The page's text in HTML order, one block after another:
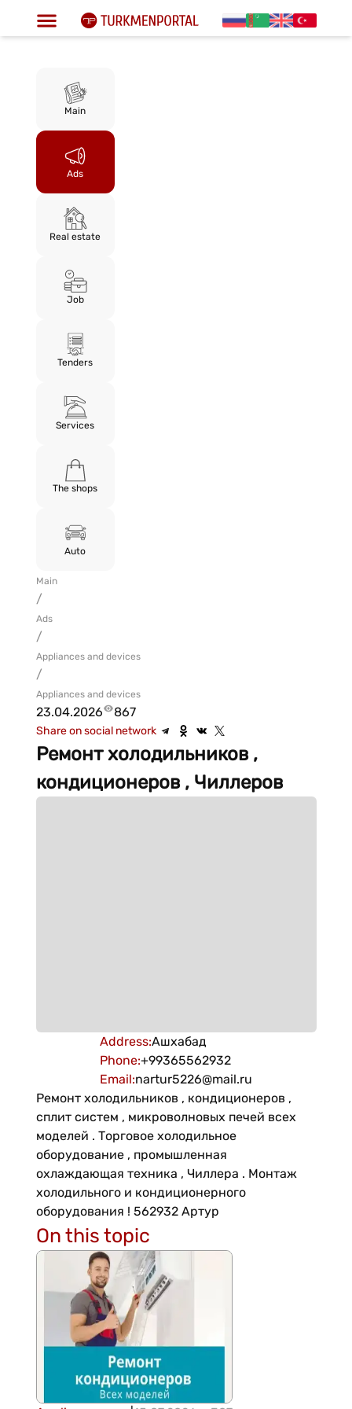
Main
Ads
Real estate
Job
Tenders
Services
The shops
Auto
Main
/
Ads
/
Appliances and devices
/
Appliances and devices
23.04.2026 867
Share on social network
Ремонт холодильников ,
кондиционеров , Чиллеров
Address:Ашхабад
Phone:+99365562932
Email:nartur5226@mail.ru
Ремонт холодильников , кондиционеров ,
сплит систем , микроволновых печей всех
моделей . Торговое холодильное
оборудование , промышленная
охлаждающая техника , Чиллера . Монтаж
холодильного и кондиционерного
оборудования ! 562932 Артур
On this topic